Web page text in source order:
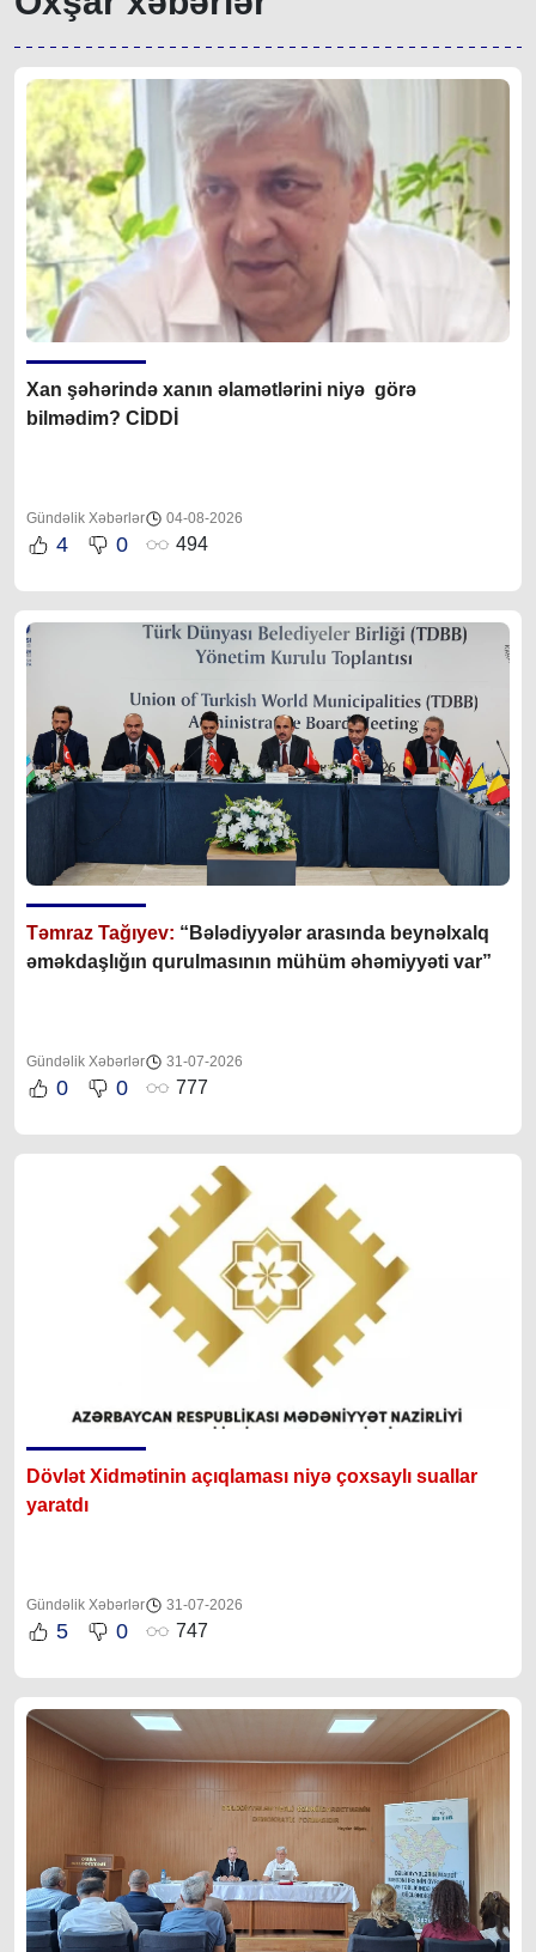
Xan şəhərində xanın əlamətlərini niyə görə
bilmədim? CİDDİ
Gündəlik Xəbərlər 04-08-2026
4 0 494
Təmraz Tağıyev: “Bələdiyyələr arasında beynəlxalq
əməkdaşlığın qurulmasının mühüm əhəmiyyəti var”
Gündəlik Xəbərlər 31-07-2026
0 0 777
Dövlət Xidmətinin açıqlaması niyə çoxsaylı suallar
yaratdı
Gündəlik Xəbərlər 31-07-2026
5 0 747